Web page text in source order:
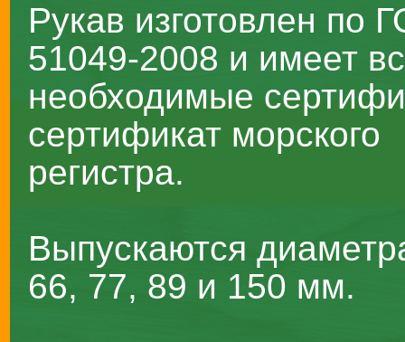
Рукав изготовлен по
51049-2008 и имеет
необходимые
сертификат морского
регистра.
Выпускаются
66, 77, 89 и 150 мм.